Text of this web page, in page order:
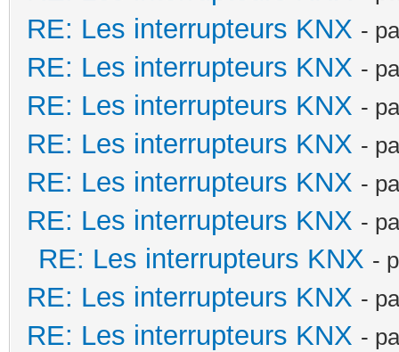
RE: Les interrupteurs KNX -
RE: Les interrupteurs KNX -
RE: Les interrupteurs KNX -
RE: Les interrupteurs KNX -
RE: Les interrupteurs KNX -
RE: Les interrupteurs KNX -
RE: Les interrupteurs KNX -
RE: Les interrupteurs KNX -
RE: Les interrupteurs KNX -